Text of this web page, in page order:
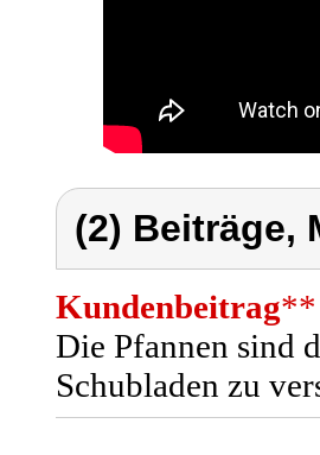
(2) Beiträge,
Kundenbeitrag**
Die Pfannen sind
Schubladen zu